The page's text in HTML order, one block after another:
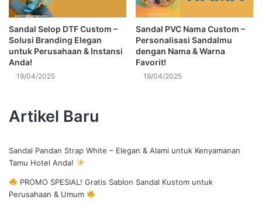
Sandal Selop DTF Custom –
Solusi Branding Elegan
untuk Perusahaan & Instansi
Anda!
19/04/2025
Sandal PVC Nama Custom –
Personalisasi Sandalmu
dengan Nama & Warna
Favorit!
19/04/2025
Artikel Baru
Sandal Pandan Strap White – Elegan & Alami untuk Kenyamanan
Tamu Hotel Anda!
PROMO SPESIAL! Gratis Sablon Sandal Kustom untuk
Perusahaan & Umum